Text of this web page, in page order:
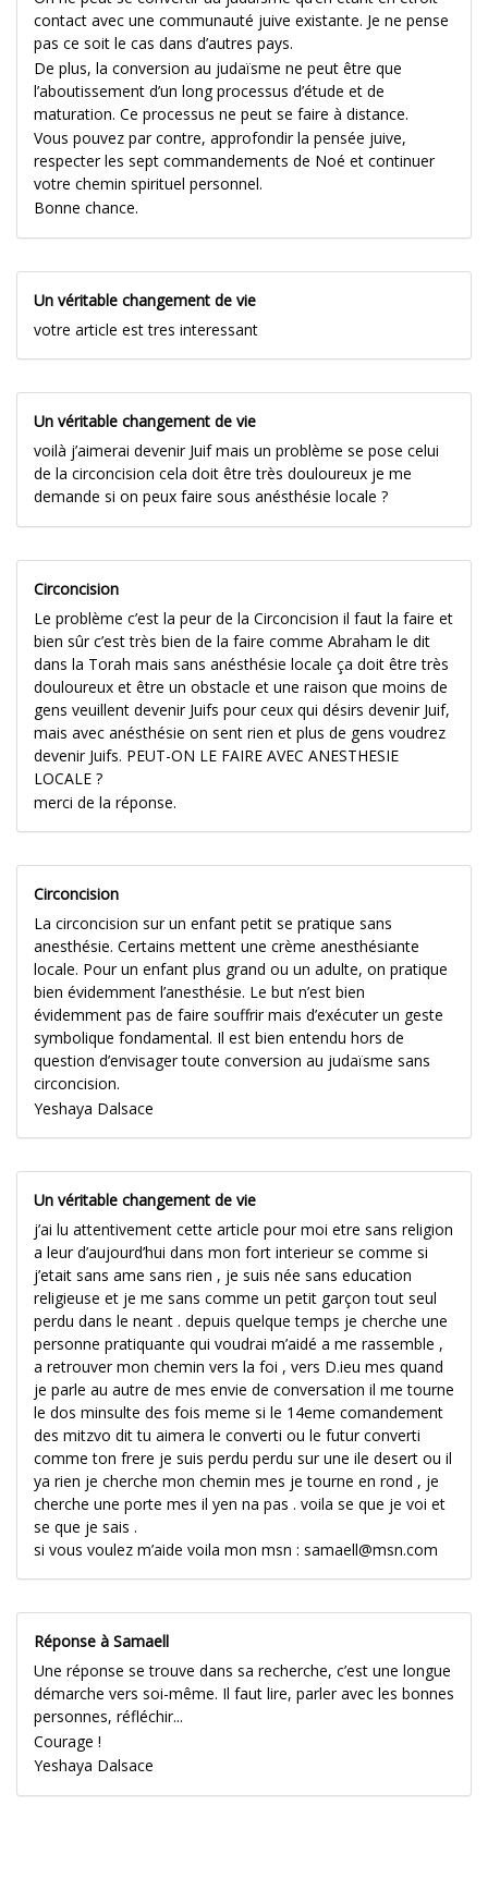
contact avec une communauté juive existante. Je ne pense
pas ce soit le cas dans d’autres pays.
De plus, la conversion au judaïsme ne peut être que
l’aboutissement d’un long processus d’étude et de
maturation. Ce processus ne peut se faire à distance.
Vous pouvez par contre, approfondir la pensée juive,
respecter les sept commandements de Noé et continuer
votre chemin spirituel personnel.
Bonne chance.
Un véritable changement de vie
votre article est tres interessant
Un véritable changement de vie
voilà j’aimerai devenir Juif mais un problème se pose celui
de la circoncision cela doit être très douloureux je me
demande si on peux faire sous anésthésie locale ?
Circoncision
Le problème c’est la peur de la Circoncision il faut la faire et
bien sûr c’est très bien de la faire comme Abraham le dit
dans la Torah mais sans anésthésie locale ça doit être très
douloureux et être un obstacle et une raison que moins de
gens veuillent devenir Juifs pour ceux qui désirs devenir Juif,
mais avec anésthésie on sent rien et plus de gens voudrez
devenir Juifs. PEUT-ON LE FAIRE AVEC ANESTHESIE
LOCALE ?
merci de la réponse.
Circoncision
La circoncision sur un enfant petit se pratique sans
anesthésie. Certains mettent une crème anesthésiante
locale. Pour un enfant plus grand ou un adulte, on pratique
bien évidemment l’anesthésie. Le but n’est bien
évidemment pas de faire souffrir mais d’exécuter un geste
symbolique fondamental. Il est bien entendu hors de
question d’envisager toute conversion au judaïsme sans
circoncision.
Yeshaya Dalsace
Un véritable changement de vie
j’ai lu attentivement cette article pour moi etre sans religion
a leur d’aujourd’hui dans mon fort interieur se comme si
j’etait sans ame sans rien , je suis née sans education
religieuse et je me sans comme un petit garçon tout seul
perdu dans le neant . depuis quelque temps je cherche une
personne pratiquante qui voudrai m’aidé a me rassemble ,
a retrouver mon chemin vers la foi , vers D.ieu mes quand
je parle au autre de mes envie de conversation il me tourne
le dos minsulte des fois meme si le 14eme comandement
des mitzvo dit tu aimera le converti ou le futur converti
comme ton frere je suis perdu perdu sur une ile desert ou il
ya rien je cherche mon chemin mes je tourne en rond , je
cherche une porte mes il yen na pas . voila se que je voi et
se que je sais .
si vous voulez m’aide voila mon msn : samaell@msn.com
Réponse à Samaell
Une réponse se trouve dans sa recherche, c’est une longue
démarche vers soi-même. Il faut lire, parler avec les bonnes
personnes, réfléchir...
Courage !
Yeshaya Dalsace